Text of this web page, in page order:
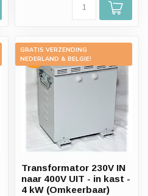
GRATIS VERZENDING
NEDERLAND & BELGIE!
-15%
Transformator 230V IN
naar 400V UIT - in kast -
4 kW (Omkeerbaar)